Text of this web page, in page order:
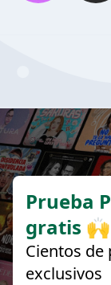
Prueba
gratis 🙌
Cientos de
exclusivos